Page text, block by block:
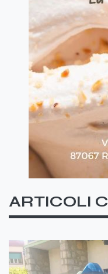
ARTICOLI